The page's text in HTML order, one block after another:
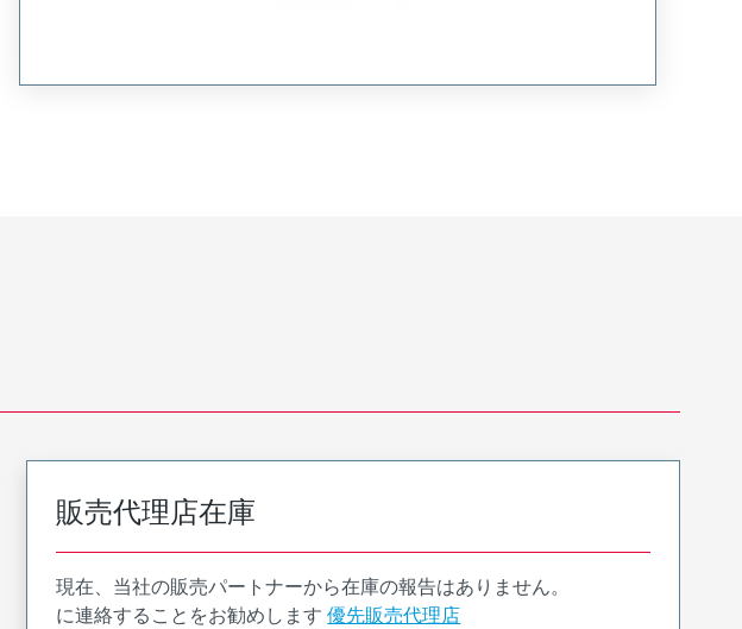
販売代理店在庫
現在、当社の販売パートナーから在庫の報告はありません。
に連絡することをお勧めします 優先販売代理店